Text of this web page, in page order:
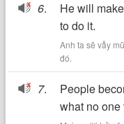
6.
He will
to do it.
Anh ta sẽ vẫy
đó.
7.
People
what no